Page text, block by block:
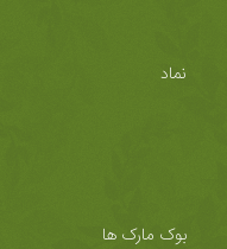
نماد
بوک مارک ها